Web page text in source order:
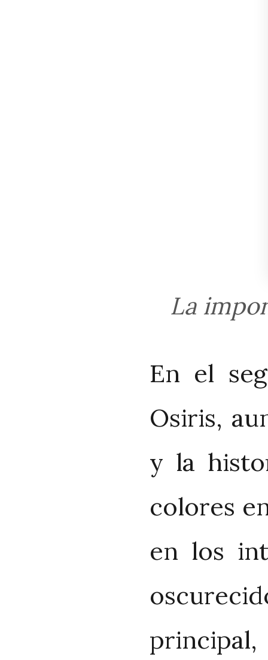
La
En el
Osiris,
y la
colores
en los